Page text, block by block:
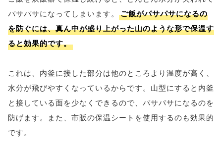
パサパサになってしまいます。
ご飯がパサパサになるの
を防ぐには、真ん中が盛り上がった山のような形で保温す
ると効果的です。
これは、内釜に接した部分は他のところより温度が高く、
水分が飛びやすくなっているからです。山型にすると内釜
と接している面を少なくできるので、パサパサになるのを
防げます。また、市販の保温シートを使用するのも効果的
です。